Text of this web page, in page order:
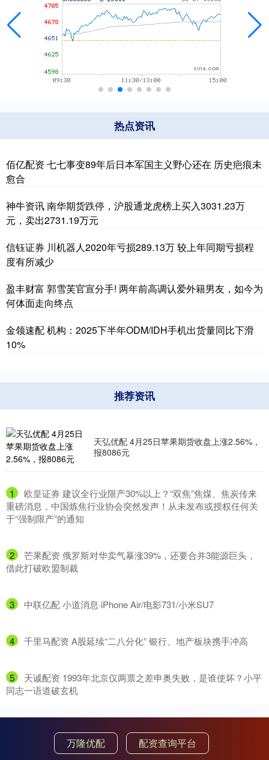
热点资讯
佰亿配资 七七事变89年后日本军国主义野心还在 历史疤痕未
愈合
神牛资讯 南华期货跌停，沪股通龙虎榜上买入3031.23万
元，卖出2731.19万元
信钰证券 川机器人2020年亏损289.13万 较上年同期亏损程
度有所减少
盈丰财富 郭雪芙官宣分手! 两年前高调认爱外籍男友，如今为
何体面走向终点
金领速配 机构：2025下半年ODM/IDH手机出货量同比下滑
10%
推荐资讯
天弘优配 4月25日苹果期货收盘上涨2.56%，
报8086元
1
​欧皇证券 建议全行业限产30%以上？“双焦”焦煤、焦炭传来
重磅消息，中国炼焦行业协会突然发声！从未发布或授权任何关
于“强制限产”的通知
2
​芒果配资 俄罗斯对华卖气暴涨39%，还要合并3能源巨头，
借此打破欧盟制裁
3 ​中联亿配 小道消息·iPhone Air/电影731/小米SU7
4 ​千里马配资 A股延续“二八分化” 银行、地产板块携手冲高
5
​天诚配资 1993年北京仅两票之差申奥失败，是谁使坏？小平
同志一语道破玄机
万隆优配 配资查询平台